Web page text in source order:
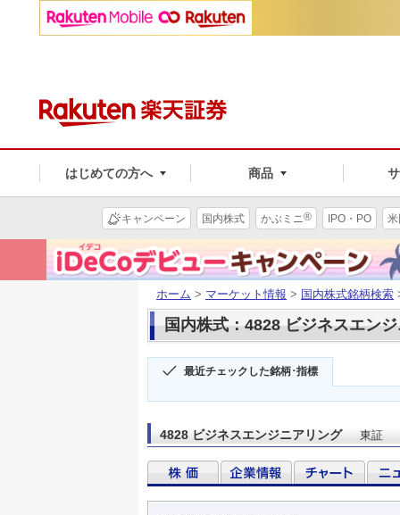
はじめての方へ 商品
キャンペーン 国内株式 かぶミニ® IPO・PO
ホーム > マーケット情報 > 国内株式銘柄検索
国内株式：4828 ビジネスエン
最近チェックした銘柄･指標
4828 ビジネスエンジニアリング 東証